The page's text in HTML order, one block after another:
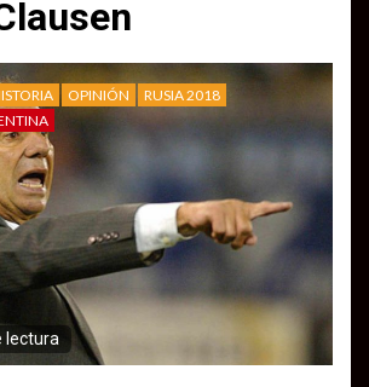
OPINIÓN
RUSIA 2018
lectura